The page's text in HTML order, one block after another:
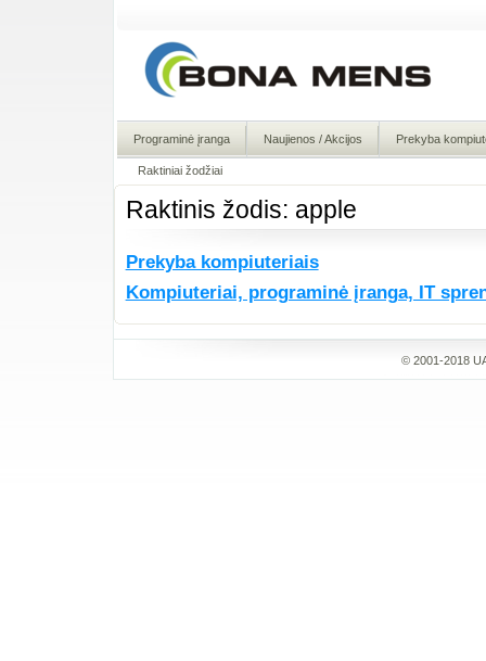
Programinė įranga Naujienos / Akcijos Prekyba
Raktiniai žodžiai
Raktinis žodis: apple
Prekyba kompiuteriais
Kompiuteriai, programinė įranga, IT
© 2001-2018